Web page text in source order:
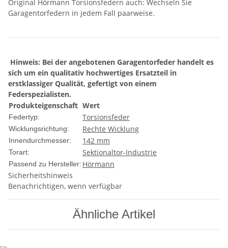
Original Hörmann Torsionsfedern auch: Wechseln Sie
Garagentorfedern in jedem Fall paarweise.
Hinweis: Bei der angebotenen Garagentorfeder handelt es
sich um ein qualitativ hochwertiges Ersatzteil in
erstklassiger Qualität, gefertigt von einem
Federspezialisten.
Produkteigenschaft Wert
Federtyp: Torsionsfeder
Wicklungsrichtung: Rechte Wicklung
Innendurchmesser: 142 mm
Torart: Sektionaltor-Industrie
Passend zu Hersteller: Hörmann
Sicherheitshinweis
Benachrichtigen, wenn verfügbar
Ähnliche Artikel